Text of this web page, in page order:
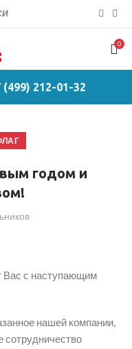
0
(499) 212-01-32
годом и
Вас с наступающим
нашей компании,
сотрудничество